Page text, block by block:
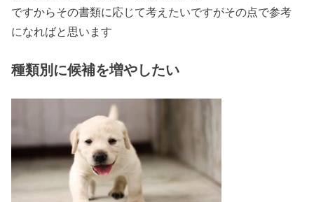
ですからその書類に応じて考えたいですがその点で参考
になればと思います
種類別に候補を増やしたい